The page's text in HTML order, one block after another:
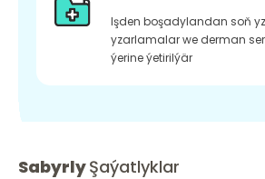
Işden boşadylandan soň
yzarlamalar we derman
ýerine ýetirilýär
SabyrlyŞaýatlyklar